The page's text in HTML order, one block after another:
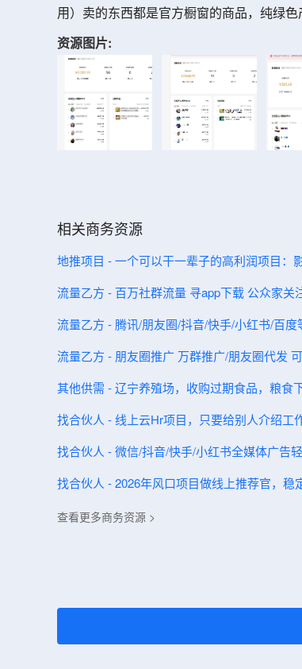
用）卖的东西都是官方橱窗的商品，纯绿
资源图片:
相关商务资源
地推项目 - 一个可以干一辈子的高利润项目：
流量乙方 - 百万社群流量 寻app下载 公众家关
流量乙方 - 腾讯/朋友圈/抖音/快手/小红书/百
流量乙方 - 朋友圈推广 万群推广/朋友圈代发
其他供需 - 辽宁养殖场，收购过期食品，粮食
找合伙人 - 线上云Hr项目，只要给别人介绍工
找合伙人 - 微信/抖音/快手/小红书全媒体广告
找合伙人 - 2026年风口项目做线上推荐官，稳
查看更多商务资源 >